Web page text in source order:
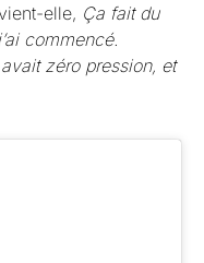
elle, Ça fait du
commencé.
zéro pression, et